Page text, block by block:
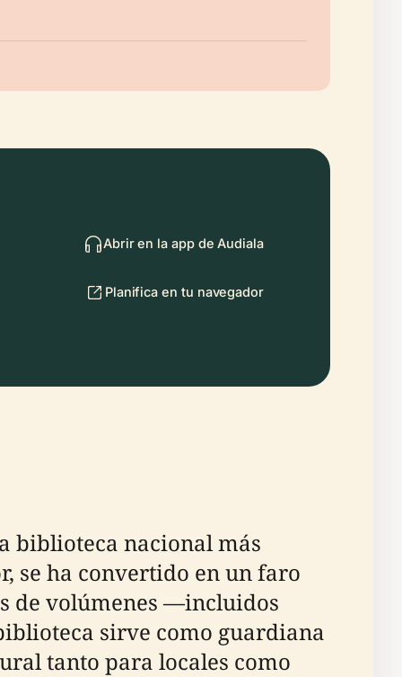
Abrir en la app de Audiala
Planifica en tu navegador
biblioteca nacional más
se ha convertido en un faro
de volúmenes —incluidos
sirve como guardiana
tanto para locales como